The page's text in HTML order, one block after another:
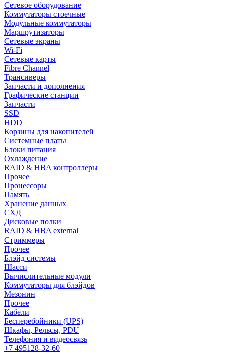
Сетевое оборудование
Коммутаторы стоечные
Модульные коммутаторы
Маршрутизаторы
Сетевые экраны
Wi-Fi
Сетевые карты
Fibre Channel
Трансиверы
Запчасти и дополнения
Графические станции
Запчасти
SSD
HDD
Корзины для накопителей
Системные платы
Блоки питания
Охлаждение
RAID & HBA контроллеры
Прочее
Процессоры
Память
Хранение данных
СХД
Дисковые полки
RAID & HBA external
Стриммеры
Прочее
Блэйд системы
Шасси
Вычислительные модули
Коммутаторы для блэйдов
Мезонин
Прочее
Кабели
Бесперебойники (UPS)
Шкафы, Рельсы, PDU
Телефония и видеосвязь
+7 495128-32-60